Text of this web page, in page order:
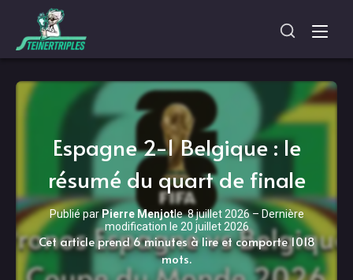
Espagne 2-1 Belgique : le
résumé du quart de finale
Publié parPierre Menjotle8 juillet 2026– Dernière
modification le 20 juillet 2026
Cet article prend 6 minutes à lire et comporte 1018
mots.